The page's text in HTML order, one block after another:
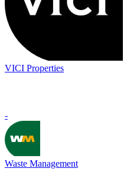
VICI Properties
-
Waste Management